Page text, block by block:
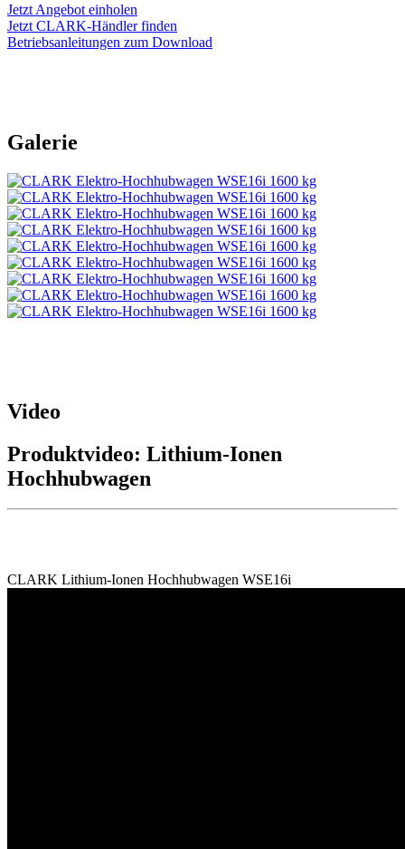
Jetzt Angebot einholen
Jetzt CLARK-Händler finden
Betriebsanleitungen zum Download
Galerie
Video
Produktvideo: Lithium-Ionen
Hochhubwagen
CLARK Lithium-Ionen Hochhubwagen WSE16i